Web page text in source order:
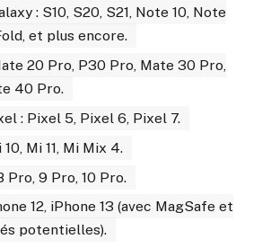
: S10, S20, S21, Note 10, Note
et plus encore.
20 Pro, P30 Pro, Mate 30 Pro,
40 Pro.
: Pixel 5, Pixel 6, Pixel 7.
10, Mi 11, Mi Mix 4.
Pro, 9 Pro, 10 Pro.
12, iPhone 13 (avec MagSafe et
potentielles).